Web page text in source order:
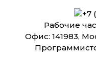
+7
Рабочие
Офис: 141983,